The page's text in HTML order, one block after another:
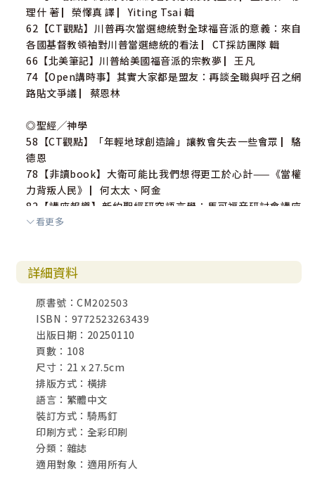
理什 著 ▏榮懌真 譯 ▏Yiting Tsai 輯
62【CT觀點】川普再次當選總統對全球福音派的意義：來自
各國基督教領袖對川普當選總統的看法 ▏CT採訪團隊 輯
66【北美筆記】川普給美國福音派的宗教夢 ▏王凡
74【Open講時事】其實大家都是盟友：再談全職與呼召之網
路貼文爭議 ▏蔡恩林
◎聖經╱神學
58【CT觀點】「年輕地球創造論」讓教會失去一些會眾 ▏駱
德恩
78【非讀book】大衛可能比我們想得更工於心計——《當權
力背叛人民》 ▏何太太、阿金
82【講座報導】新約聖經研究語言學：馬可福音研討會講座
報導（下） ▏王玉楷
◎閱讀╱故事
70【群學龐思】技術時代的藝術創作 ▏陳宗文
86【動漫靈修學】基督徒如何面對看動畫時遇到的試探？ ▏
指南商專的宅男
98【尷尬少年遊】故事關注者——凱薩琳．朗德爾 ▏黃瑞怡
102【寶貝之愛】看一種沉重的溫柔，憂傷中不失盼望 ▏明
明
103【讀書趣】新書上架 ▏金子煥 輯
看更多
詳細資料
原書號：CM202503
ISBN：9772523263439
出版日期：20250110
頁數：108
尺寸：21 x 27.5cm
排版方式：橫排
語言：繁體中文
裝訂方式：騎馬釘
印刷方式：全彩印刷
分類：雜誌
適用對象：適用所有人